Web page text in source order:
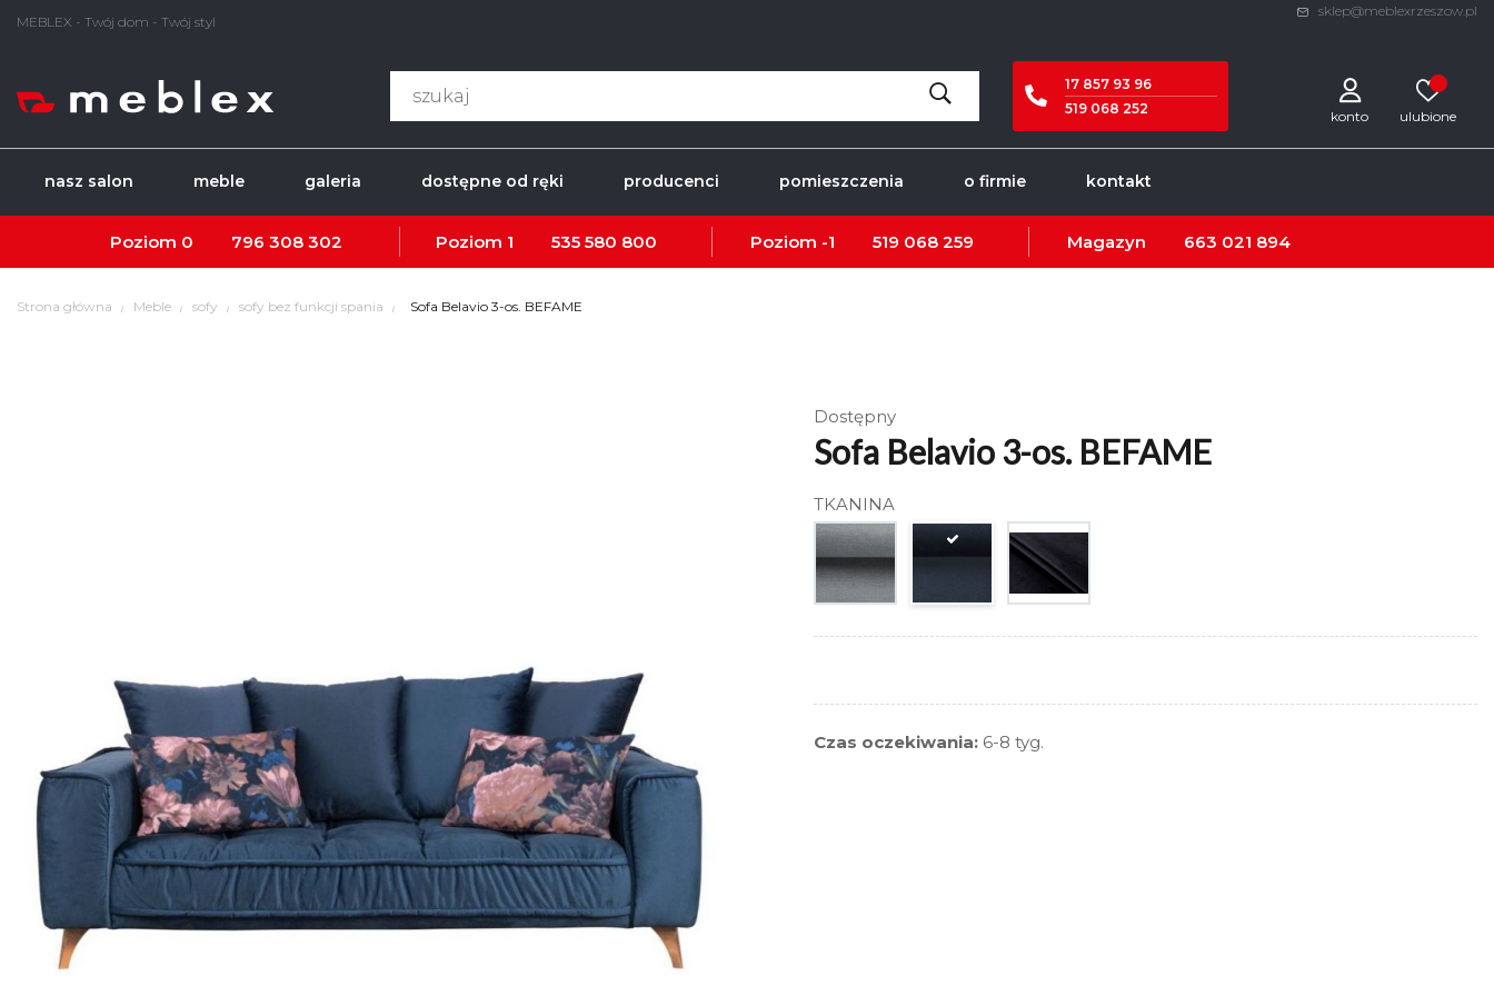
MEBLEX - Twój dom - Twój styl
sklep@meblexrzeszow.pl
17 857 93 96
519 068 252
konto
nasz salon meble galeria dostępne od ręki producenci pomieszczenia o firmie kontakt
Poziom 0 796 308 302 Poziom 1 535 580 800 Poziom -1 519 068 259 Magazyn 663 021 894
Strona główna Meble sofy sofy bez funkcji spania Sofa Belavio 3-os. BEFAME
Dostępny
Sofa Belavio 3-os. BEFAME
TKANINA
Czas oczekiwania: 6-8 tyg.